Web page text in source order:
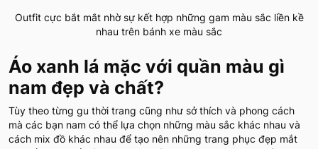
Outfit cực bắt mắt nhờ sự kết hợp những gam màu sắc liền kề
nhau trên bánh xe màu sắc
Áo xanh lá mặc với quần màu gì
nam đẹp và chất?
Tùy theo từng gu thời trang cũng như sở thích và phong cách
mà các bạn nam có thể lựa chọn những màu sắc khác nhau và
cách mix đồ khác nhau để tạo nên những trang phục đẹp mắt